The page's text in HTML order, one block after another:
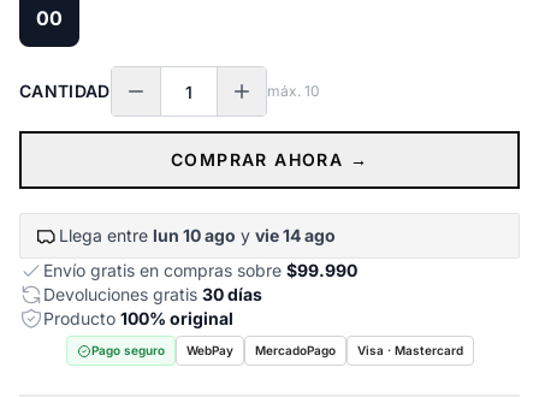
00
CANTIDAD máx. 10
COMPRAR AHORA →
Llega entre lun 10 ago y vie 14 ago
Envío gratis en compras sobre $99.990
Devoluciones gratis 30 días
Producto 100% original
Pago seguro WebPay MercadoPago Visa · Mastercard